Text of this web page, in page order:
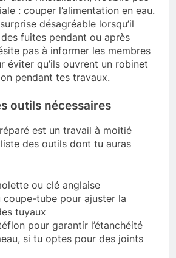
: couper l’alimentation en eau.
désagréable lorsqu’il
fuites pendant ou après
pas à informer les membres
éviter qu’ils ouvrent un robinet
pendant tes travaux.
outils nécessaires
est un travail à moitié
des outils dont tu auras
ou clé anglaise
coupe-tube pour ajuster la
tuyaux
pour garantir l’étanchéité
si tu optes pour des joints